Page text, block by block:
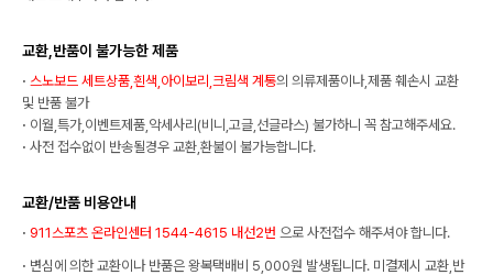
교환,반품이 불가능한 제품
· 스노보드 세트상품,흰색,아이보리,크림색 계통의 의류제품이나,제품 훼손시 교환
및 반품 불가
· 이월,특가,이벤트제품,악세사리(비니,고글,선글라스) 불가하니 꼭 참고해주세요.
· 사전 접수없이 반송될경우 교환,환불이 불가능합니다.
교환/반품 비용안내
· 911스포츠 온라인센터 1544-4615 내선2번 으로 사전접수 해주셔야 합니다.
· 변심에 의한 교환이나 반품은 왕복택배비 5,000원 발생됩니다. 미결제시 교환,반